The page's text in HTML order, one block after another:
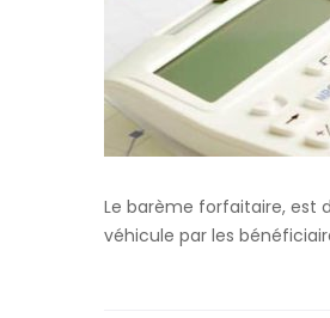
Le barème forfaitaire, est
véhicule par les